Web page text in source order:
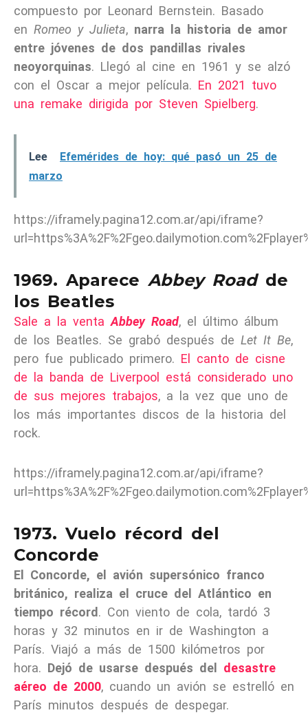
compuesto por Leonard Bernstein. Basado
en Romeo y Julieta, narra la historia de amor
entre jóvenes de dos pandillas rivales
neoyorquinas. Llegó al cine en 1961 y se alzó
con el Oscar a mejor película. En 2021 tuvo
una remake dirigida por Steven Spielberg.
Lee
Efemérides de hoy: qué pasó un 25 de
marzo
https://iframely.pagina12.com.ar/api/iframe?
1969. Aparece Abbey Road de
los Beatles
Sale a la ventaAbbey Road, el último álbum
de los Beatles. Se grabó después de Let It Be,
pero fue publicado primero. El canto de cisne
de la banda de Liverpool está considerado uno
de sus mejores trabajos, a la vez que uno de
los más importantes discos de la historia del
rock.
https://iframely.pagina12.com.ar/api/iframe?
1973. Vuelo récord del
Concorde
El Concorde, el avión supersónico franco
británico, realiza el cruce del Atlántico en
tiempo récord . Con viento de cola, tardó 3
horas y 32 minutos en ir de Washington a
París. Viajó a más de 1500 kilómetros por
hora. Dejó de usarse después del desastre
aéreo de 2000, cuando un avión se estrelló en
París minutos después de despegar.